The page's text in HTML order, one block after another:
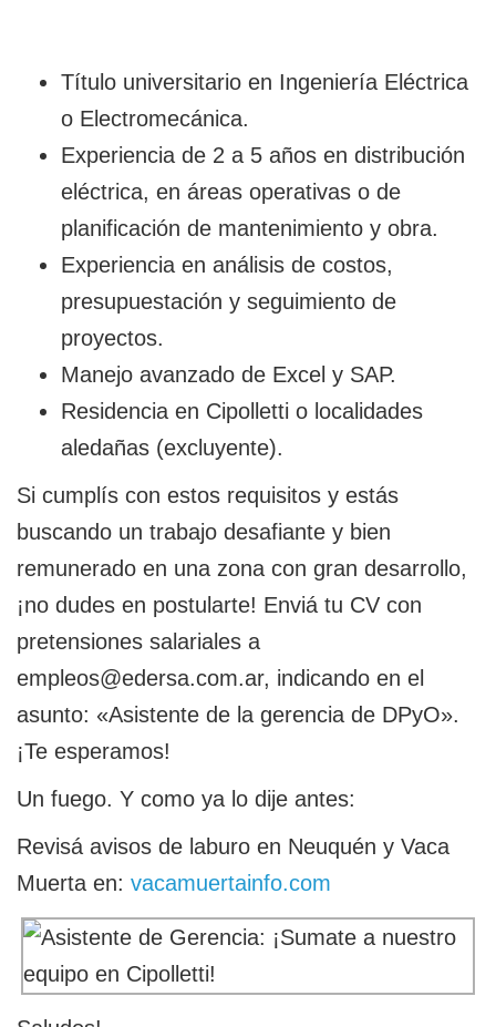
Título universitario en Ingeniería Eléctrica
o Electromecánica.
Experiencia de 2 a 5 años en distribución
eléctrica, en áreas operativas o de
planificación de mantenimiento y obra.
Experiencia en análisis de costos,
presupuestación y seguimiento de
proyectos.
Manejo avanzado de Excel y SAP.
Residencia en Cipolletti o localidades
aledañas (excluyente).
Si cumplís con estos requisitos y estás
buscando un trabajo desafiante y bien
remunerado en una zona con gran desarrollo,
¡no dudes en postularte! Enviá tu CV con
pretensiones salariales a
empleos@edersa.com.ar, indicando en el
asunto: «Asistente de la gerencia de DPyO».
¡Te esperamos!
Un fuego. Y como ya lo dije antes:
Revisá avisos de laburo en Neuquén y Vaca
Muerta en: vacamuertainfo.com